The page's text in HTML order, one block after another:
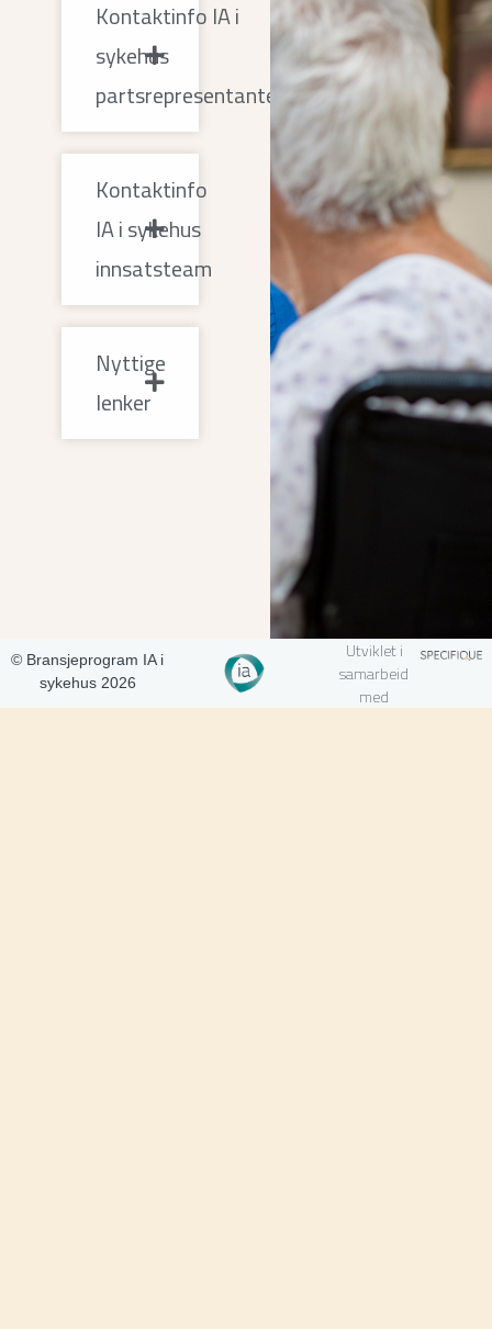
Kontaktinfo IA i
sykehus
partsrepresentanter
Kontaktinfo
IA i sykehus
innsatsteam
Nyttige
lenker
© Bransjeprogram IA i
sykehus 2026
Utviklet i
samarbeid
med